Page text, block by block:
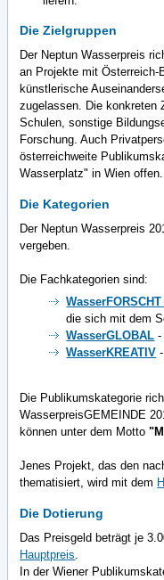
Die Zielgruppen
Der Neptun Wasserpreis
an Projekte mit
künstlerische
zugelassen. Die konkreten
Schulen, sonstige
Forschung. Auch
österreichweite
Wasserplatz" in Wien offen.
Die Kategorien
Der Neptun Wasserpreis
vergeben.
Die Fachkategorien sind:
WasserFORSCHT
die sich mit dem
WasserGLOBAL -
WasserKREATIV
Die Publikumskategorie
WasserpreisGEMEINDE
können unter dem Motto
Jenes Projekt, das den
thematisiert, wird mit dem
Die Dotierung
Das Preisgeld beträgt je
Hauptpreis
In der Wiener